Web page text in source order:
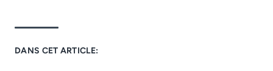
DANS CET ARTICLE: